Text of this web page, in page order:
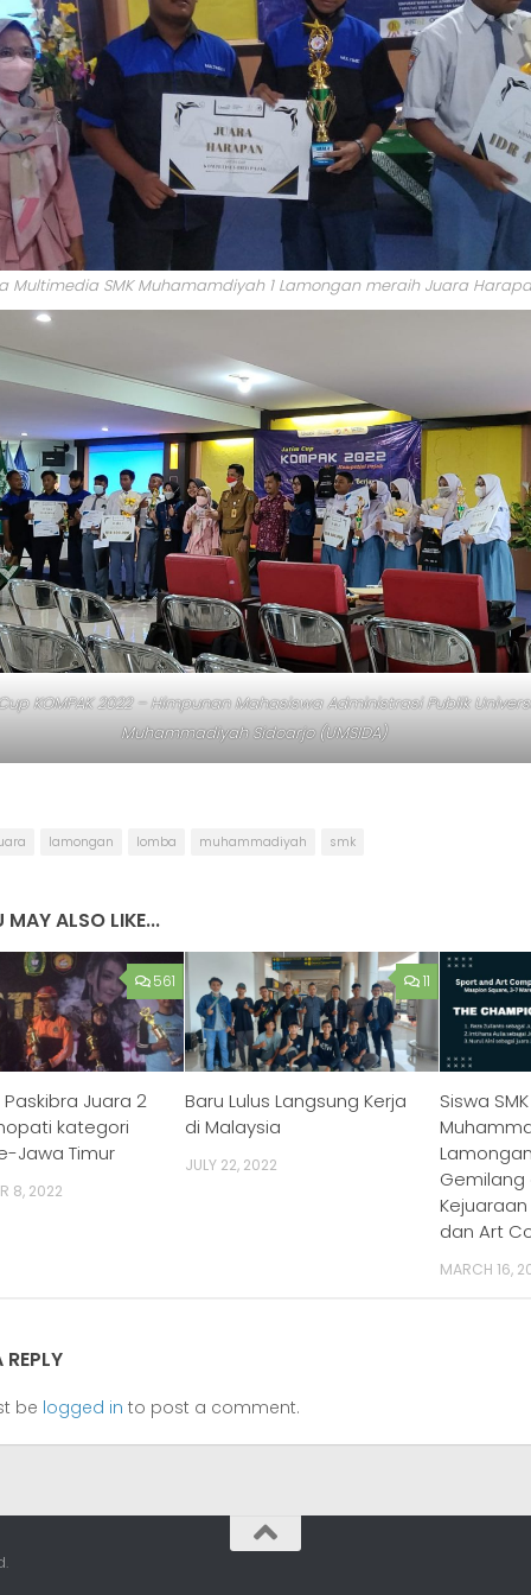
Multimedia SMK Muhamamdiyah 1 Lamongan meraih Juara
KOMPAK 2022 – Himpunan Mahasiswa Administrasi Publik
Muhammadiyah Sidoarjo (UMSIDA)
lamongan lomba muhammadiyah smk
MAY ALSO LIKE...
561
Paskibra Juara 2
kategori
Jawa Timur
8, 2022
11
Baru Lulus Langsung Kerja
di Malaysia
JULY 22, 2022
Siswa SMK
dan Art
MARCH 16,
REPLY
be logged in to post a comment.